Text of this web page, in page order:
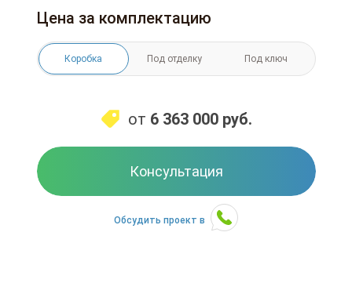
Цена за комплектацию
Коробка Под отделку Под ключ
от 6 363 000 руб.
Консультация
Обсудить проект в